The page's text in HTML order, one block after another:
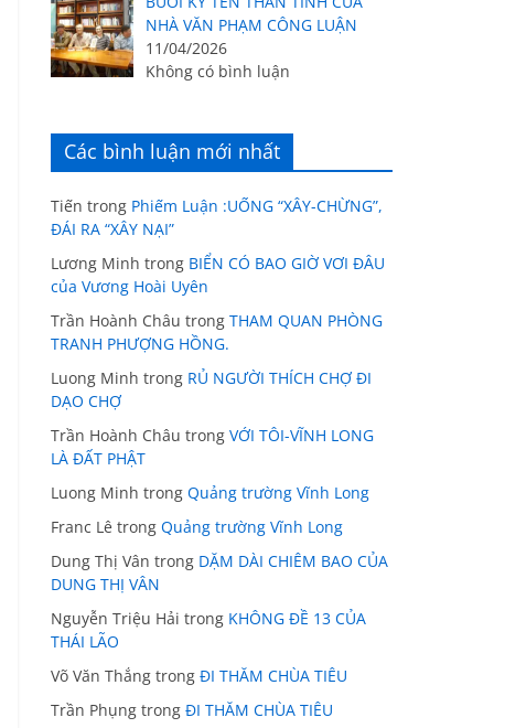
NHÀ VĂN PHẠM CÔNG LUẬN
11/04/2026
Không có bình luận
Các bình luận mới nhất
Tiến trong Phiếm Luận :UỐNG “XÂY-CHỪNG”,
ĐÁI RA “XÂY NẠI”
Lương Minh trong BIỂN CÓ BAO GIỜ VƠI ĐÂU
của Vương Hoài Uyên
Trần Hoành Châu trong THAM QUAN PHÒNG
TRANH PHƯỢNG HỒNG.
Luong Minh trong RỦ NGƯỜI THÍCH CHỢ ĐI
DẠO CHỢ
Trần Hoành Châu trong VỚI TÔI-VĨNH LONG
LÀ ĐẤT PHẬT
Luong Minh trong Quảng trường Vĩnh Long
Franc Lê trong Quảng trường Vĩnh Long
Dung Thị Vân trong DẶM DÀI CHIÊM BAO CỦA
DUNG THỊ VÂN
Nguyễn Triệu Hải trong KHÔNG ĐỀ 13 CỦA
THÁI LÃO
Võ Văn Thắng trong ĐI THĂM CHÙA TIÊU
Trần Phụng trong ĐI THĂM CHÙA TIÊU